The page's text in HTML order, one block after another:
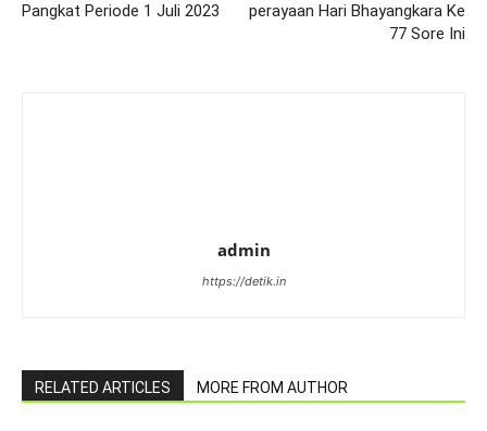
Pangkat Periode 1 Juli 2023
perayaan Hari Bhayangkara Ke
77 Sore Ini
admin
https://detik.in
RELATED ARTICLES MORE FROM AUTHOR